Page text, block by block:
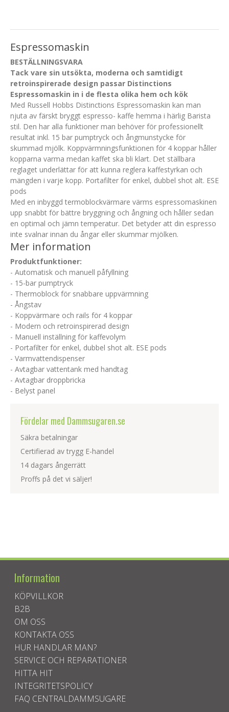
Espressomaskin
BESTÄLLNINGSVARA
Tack vare sin utsökta, moderna och samtidigt
retroinspirerade design passar Distinctions
Espressomaskin in i de flesta olika hem och kök
Med Russell Hobbs Distinctions Espressomaskin kan man
njuta av färskt bryggt espresso- kaffe hemma i härlig Barista
stil. Den har alla funktioner man behöver för professionellt
resultat inkl. 15 bar pumptryck och ångmunstycke för
skummad mjölk. Koppvärmningsfunktionen för 4 koppar håller
kopparna varma medan kaffet ska bli klart. Det ställbara
reglaget underlättar för att kunna reglera kaffestyrkan och
mängden i varje kopp. Portafilter för enkel, dubbel shot alt. ESE
pods
Med en inbyggd termoblockvärmare värms espressomaskinen
upp snabbt för bättre bryggning och ångning och håller sedan
en optimal och jämn temperatur. Det betyder att din espresso
inte svalnar innan du ångar eller skummar mjölken.
Mer information
Produktfunktioner:
- Automatisk och manuell påfyllning
- 15-bar pumptryck
- Thermoblock för snabbare uppvärmning
- Ångstav
- Koppvärmare och rails för 4 koppar
- Modern och retroinspirerad design
- Manuell inställning för kaffevolym
- Portafilter för enkel, dubbel shot alt. ESE pods
- Varmvattendispenser
- Avtagbar vattentank med handtag
- Avtagbar droppbricka
- Belyst panel
Fördelar med Dammsugaren.se
Säkra betalningar
Certifierad av trygg E-handel
14 dagars ångerrätt
Proffs på det vi säljer!
Information
KÖPVILLKOR
B2B
OM OSS
KONTAKTA OSS
HUR HANDLAR MAN?
SERVICE OCH REPARATIONER
HITTA HIT
INTEGRITETSPOLICY
FAQ CENTRALDAMMSUGARE